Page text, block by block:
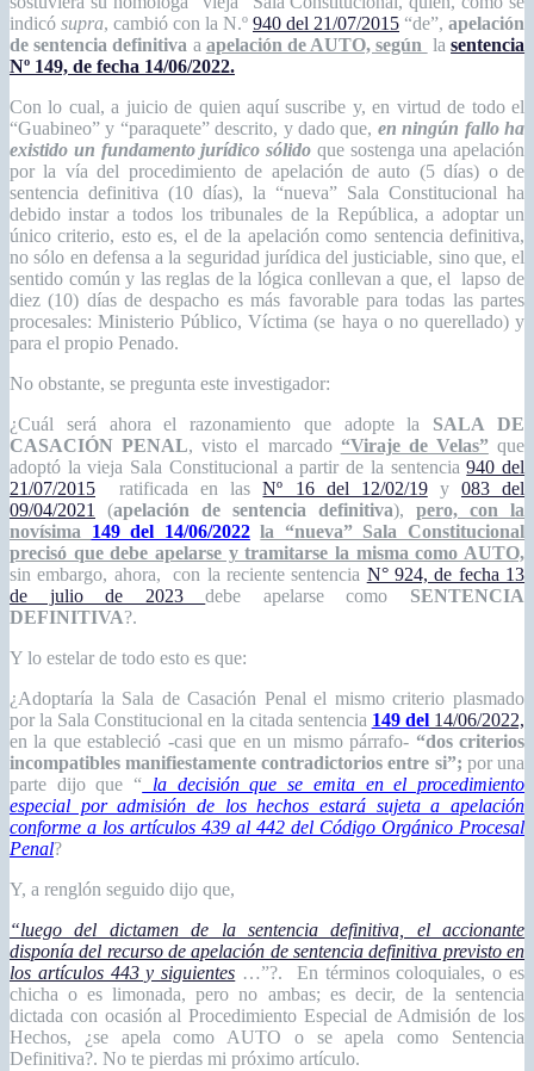
indicó supra, cambió con la N.º 940 del 21/07/2015 “de”, apelación
de sentencia definitiva a apelación de AUTO, según lasentencia
Nº 149, de fecha 14/06/2022.
Con lo cual, a juicio de quien aquí suscribe y, en virtud de todo el
“Guabineo” y “paraquete” descrito, y dado que, en ningún fallo ha
existido un fundamento jurídico sólido que sostenga una apelación
por la vía del procedimiento de apelación de auto (5 días) o de
sentencia definitiva (10 días), la “nueva” Sala Constitucional ha
debido instar a todos los tribunales de la República, a adoptar un
único criterio, esto es, el de la apelación como sentencia definitiva,
no sólo en defensa a la seguridad jurídica del justiciable, sino que, el
sentido común y las reglas de la lógica conllevan a que, el lapso de
diez (10) días de despacho es más favorable para todas las partes
procesales: Ministerio Público, Víctima (se haya o no querellado) y
para el propio Penado.
No obstante, se pregunta este investigador:
¿Cuál será ahora el razonamiento que adopte la SALA DE
CASACIÓN PENAL, visto el marcado “Viraje de Velas”que
adoptó la vieja Sala Constitucional a partir de la sentencia940 del
21/07/2015 ratificada en lasNº 16 del 12/02/19y 083 del
09/04/2021
(apelación de sentencia definitiva), pero, con la
novísima 149 del 14/06/2022 la “nueva” Sala Constitucional
precisó que debe apelarse y tramitarse la misma como AUTO,
sin embargo, ahora, con la reciente sentencia N° 924, de fecha 13
de julio de 2023debe apelarse como SENTENCIA
DEFINITIVA?.
Y lo estelar de todo esto es que:
¿Adoptaría la Sala de Casación Penal el mismo criterio plasmado
por la Sala Constitucional en la citada sentencia 149 del14/06/2022,
en la que estableció -casi que en un mismo párrafo- “dos criterios
incompatibles manifiestamente contradictorios entre si”; por una
parte dijo que “ la decisión que se emita en el procedimiento
especial por admisión de los hechos estará sujeta a apelación
conforme a los artículos 439 al 442 del Código Orgánico Procesal
Penal?
Y, a renglón seguido dijo que,
“luego del dictamen de la sentencia definitiva, el accionante
disponía del recurso de apelación de sentencia definitiva previsto en
los artículos 443 y siguientes …”?. En términos coloquiales, o es
chicha o es limonada, pero no ambas; es decir, de la sentencia
dictada con ocasión al Procedimiento Especial de Admisión de los
Hechos, ¿se apela como AUTO o se apela como Sentencia
Definitiva?. No te pierdas mi próximo artículo.